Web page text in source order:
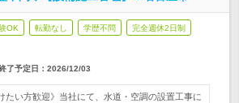
OK 転勤なし 学歴不問 完全週休2日制
了予定日： 2026/12/03
たい方歓迎》当社にて、水道・空調の設置工事に